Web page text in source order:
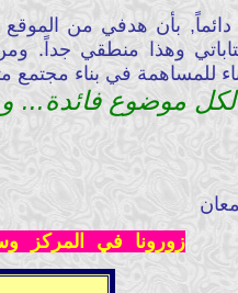
بأن هدفي من
وهذا منطقي جداً. ومن
للمساهمة في بناء
لكل موضوع فائدة...
زورونا في المركز